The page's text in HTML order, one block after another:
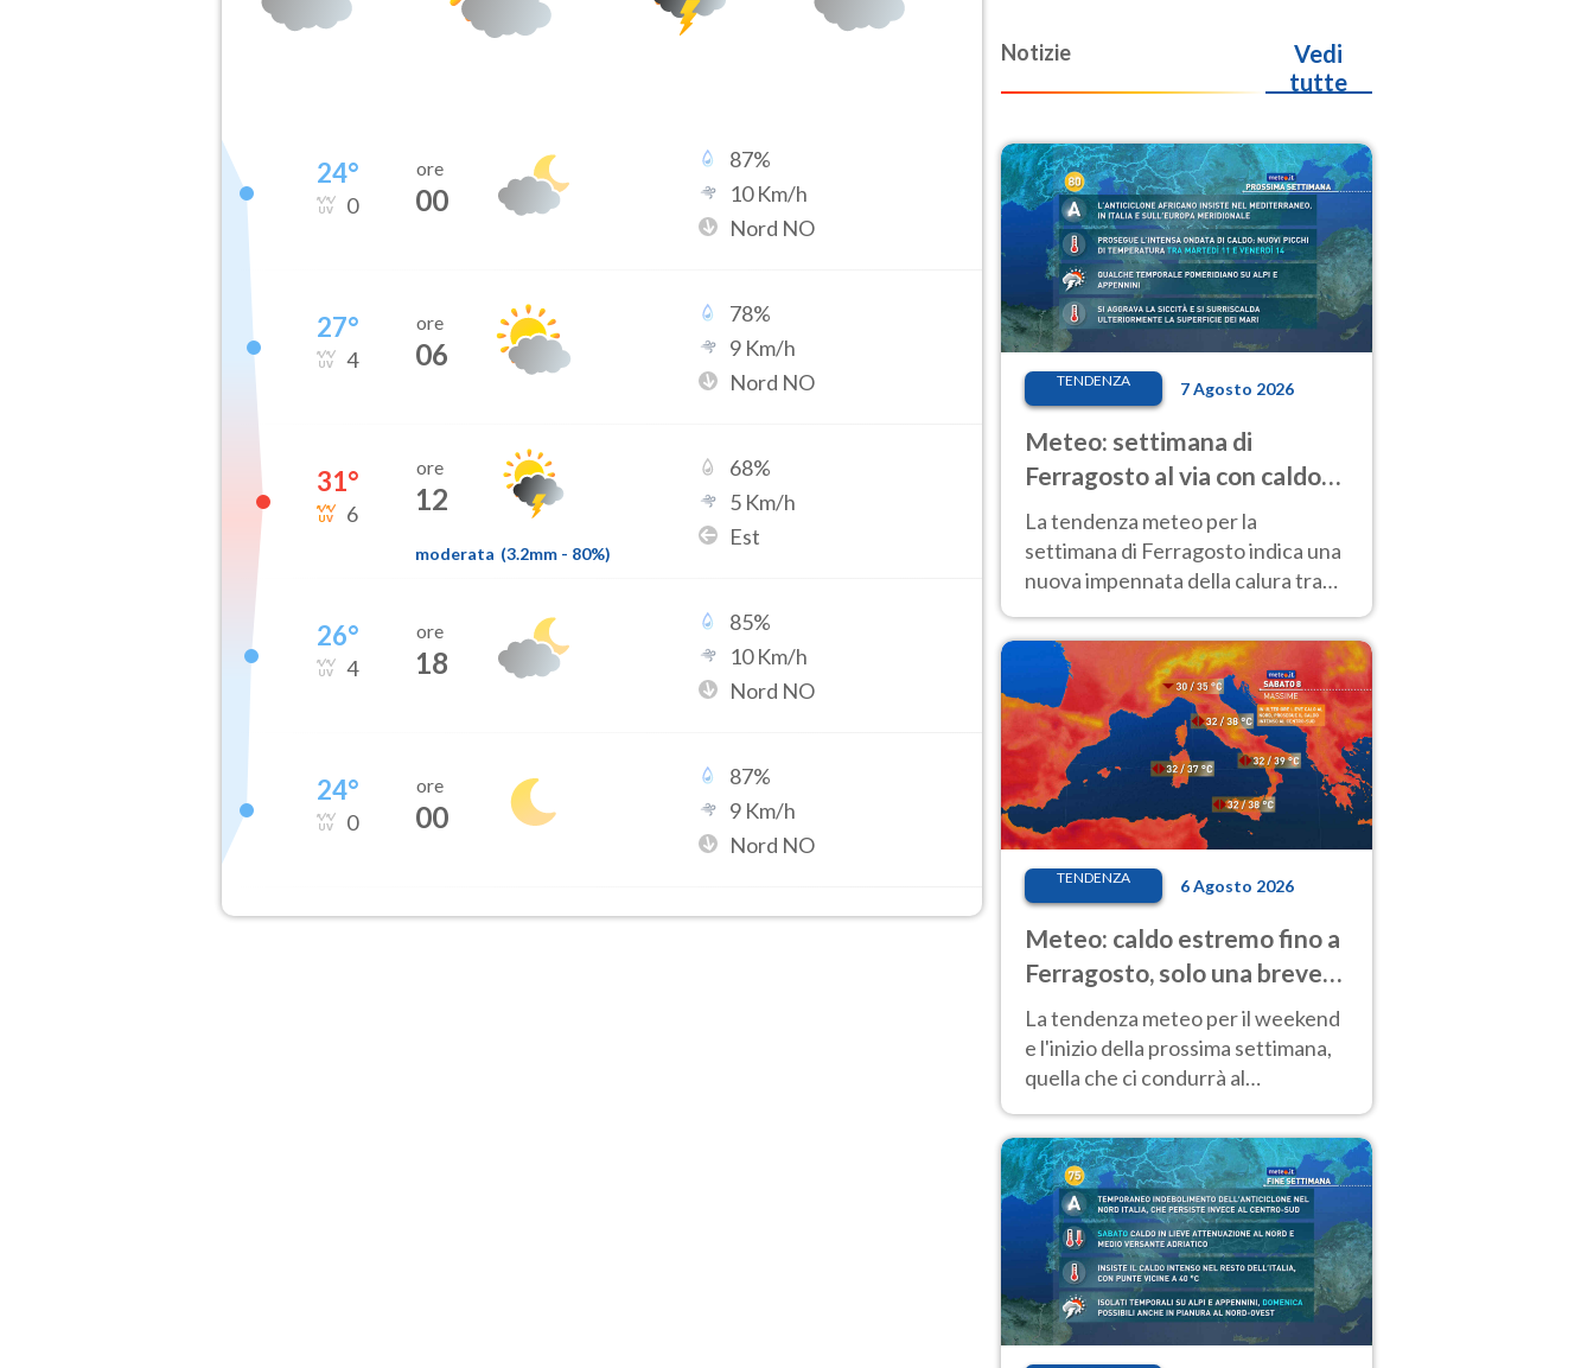
24°
0
ore
00
87%
10Km/h
Nord NO
27°
4
ore
06
78%
9 Km/h
Nord NO
31°
6
ore
12
moderata (3.2mm - 80%)
68%
5 Km/h
Est
26°
4
ore
18
85%
10Km/h
Nord NO
24°
0
ore
00
87%
9 Km/h
Nord NO
Notizie
Vedi
tutte
TENDENZA 7 Agosto 2026
Meteo: settimana di
Ferragosto al via con caldo
intenso e qualche temporale
La tendenza meteo per la
settimana di Ferragosto indica una
nuova impennata della calura tra
anche al Nord.
TENDENZA 6 Agosto 2026
Meteo: caldo estremo fino a
Ferragosto, solo una breve
pausa. Ecco dove
La tendenza meteo per il weekend
e l'inizio della prossima settimana,
quella che ci condurrà al
temperature molto elevate